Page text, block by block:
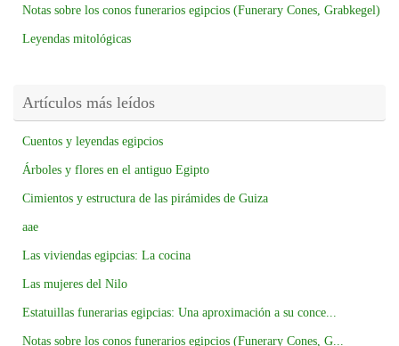
Notas sobre los conos funerarios egipcios (Funerary Cones, Grabkegel)
Leyendas mitológicas
Artículos más leídos
Cuentos y leyendas egipcios
Árboles y flores en el antiguo Egipto
Cimientos y estructura de las pirámides de Guiza
aae
Las viviendas egipcias: La cocina
Las mujeres del Nilo
Estatuillas funerarias egipcias: Una aproximación a su conce...
Notas sobre los conos funerarios egipcios (Funerary Cones, G...